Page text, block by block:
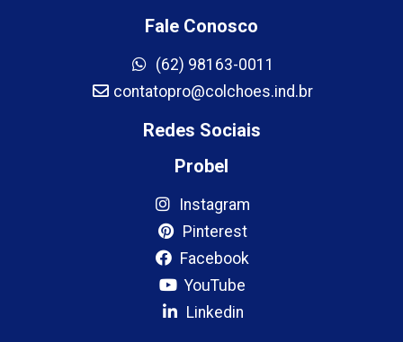
Fale Conosco
(62) 98163-0011
contatopro@colchoes.ind.br
Redes Sociais
Probel
Instagram
Pinterest
Facebook
YouTube
Linkedin